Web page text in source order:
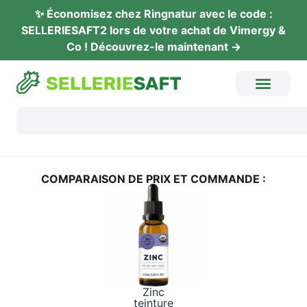
✨ Éco­no­mi­sez chez Ring­na­tur avec le code :
SELLERIESAFT2 lors de vot­re achat de Vimer­gy &
Co ! Décou­vrez-le maintenant →
COM­PA­RAI­SON DE PRIX ET COMMANDE :
Zinc
tein­ture